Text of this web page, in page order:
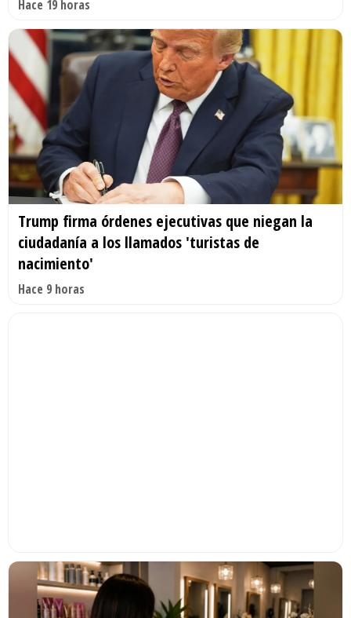
Hace 19 horas
Trump firma órdenes ejecutivas que niegan la
ciudadanía a los llamados 'turistas de
nacimiento'
Hace 9 horas